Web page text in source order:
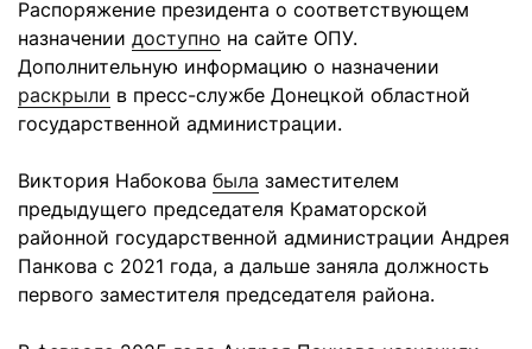
Распоряжение президента о соответствующем
назначении доступно на сайте ОПУ.
Дополнительную информацию о назначении
раскрыли в пресс-службе Донецкой областной
государственной администрации.
Виктория Набокова была заместителем
предыдущего председателя Краматорской
районной государственной администрации Андрея
Панкова с 2021 года, а дальше заняла должность
первого заместителя председателя района.